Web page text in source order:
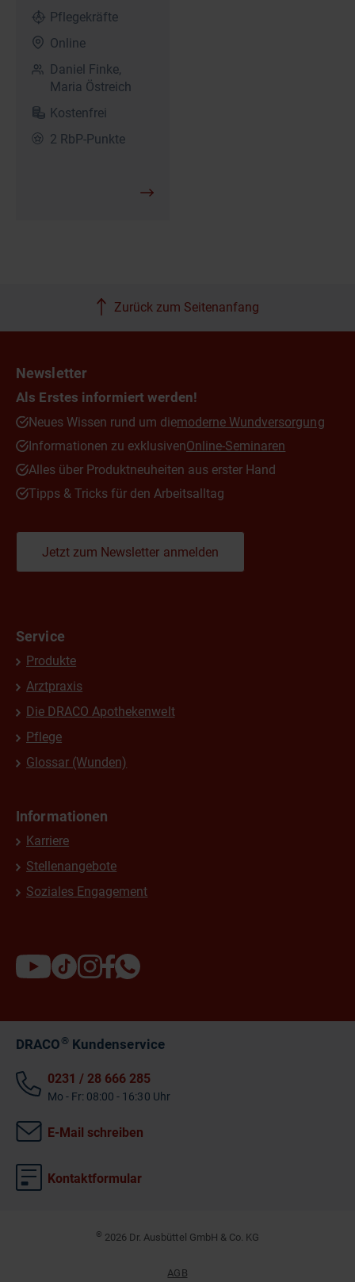
Pflegekräfte
Online
Daniel Finke,
Maria Östreich
Kostenfrei
2 RbP-Punkte
Zurück zum Seitenanfang
Newsletter
Als Erstes informiert werden!
Neues Wissen rund um diemoderne Wundversorgung
Informationen zu exklusivenOnline-Seminaren
Alles über Produktneuheiten aus erster Hand
Tipps & Tricks für den Arbeitsalltag
Jetzt zum Newsletter anmelden
Service
Produkte
Arztpraxis
Die DRACO Apothekenwelt
Pflege
Glossar (Wunden)
Informationen
Karriere
Stellenangebote
Soziales Engagement
DRACO®Kundenservice
0231 / 28 666 285
Mo - Fr: 08:00 - 16:30 Uhr
E-Mail schreiben
Kontaktformular
© 2026 Dr. Ausbüttel GmbH & Co. KG
AGB